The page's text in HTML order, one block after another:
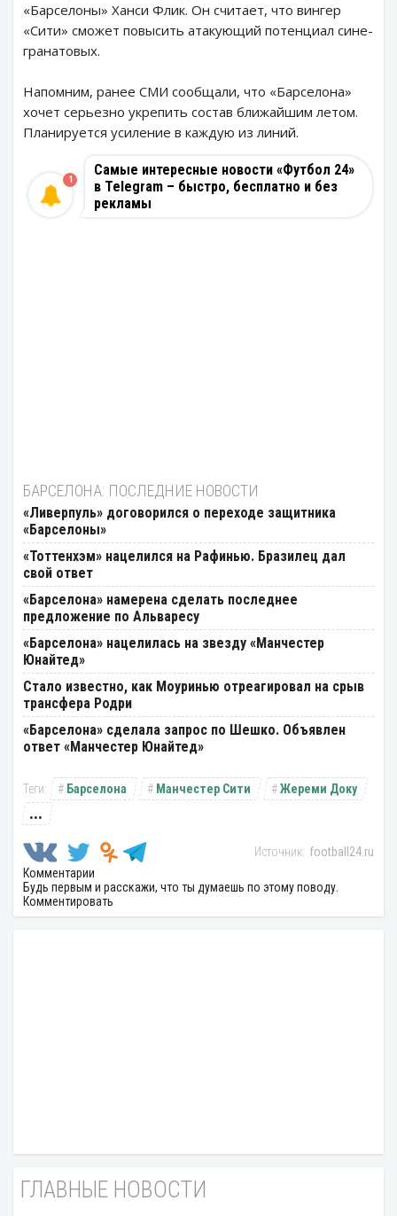
«Барселоны» Ханси Флик. Он считает, что вингер
«Сити» сможет повысить атакующий потенциал сине-
гранатовых.
Напомним, ранее СМИ сообщали, что «Барселона»
хочет серьезно укрепить состав ближайшим летом.
Планируется усиление в каждую из линий.
Самые интересные новости «Футбол 24»
в Telegram – быстро, бесплатно и без
рекламы
1
БАРСЕЛОНА: ПОСЛЕДНИЕ НОВОСТИ
«Ливерпуль» договорился о переходе защитника
«Барселоны»
«Тоттенхэм» нацелился на Рафинью. Бразилец дал
свой ответ
«Барселона» намерена сделать последнее
предложение по Альваресу
«Барселона» нацелилась на звезду «Манчестер
Юнайтед»
Стало известно, как Моуринью отреагировал на срыв
трансфера Родри
«Барселона» сделала запрос по Шешко. Объявлен
ответ «Манчестер Юнайтед»
Барселона Манчестер Сити Жереми Доку
...
football24.ru
Комментарии
Будь первым и расскажи, что ты думаешь по этому поводу.
Комментировать
ГЛАВНЫЕ НОВОСТИ